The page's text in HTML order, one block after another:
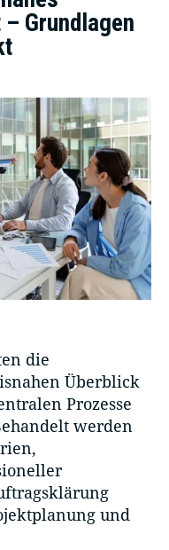
Grundlagen
die
Überblick
Prozesse
werden
und